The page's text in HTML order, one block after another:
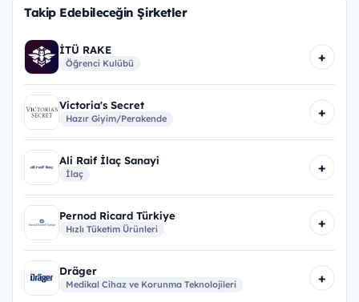
Takip Edebileceğin Şirketler
İTÜ RAKE
Öğrenci Kulübü +
Victoria's Secret
Hazır Giyim/Perakende +
Ali Raif İlaç Sanayi
İlaç +
Pernod Ricard Türkiye
Hızlı Tüketim Ürünleri +
Dräger
Medikal Cihaz ve Korunma Teknolojileri +